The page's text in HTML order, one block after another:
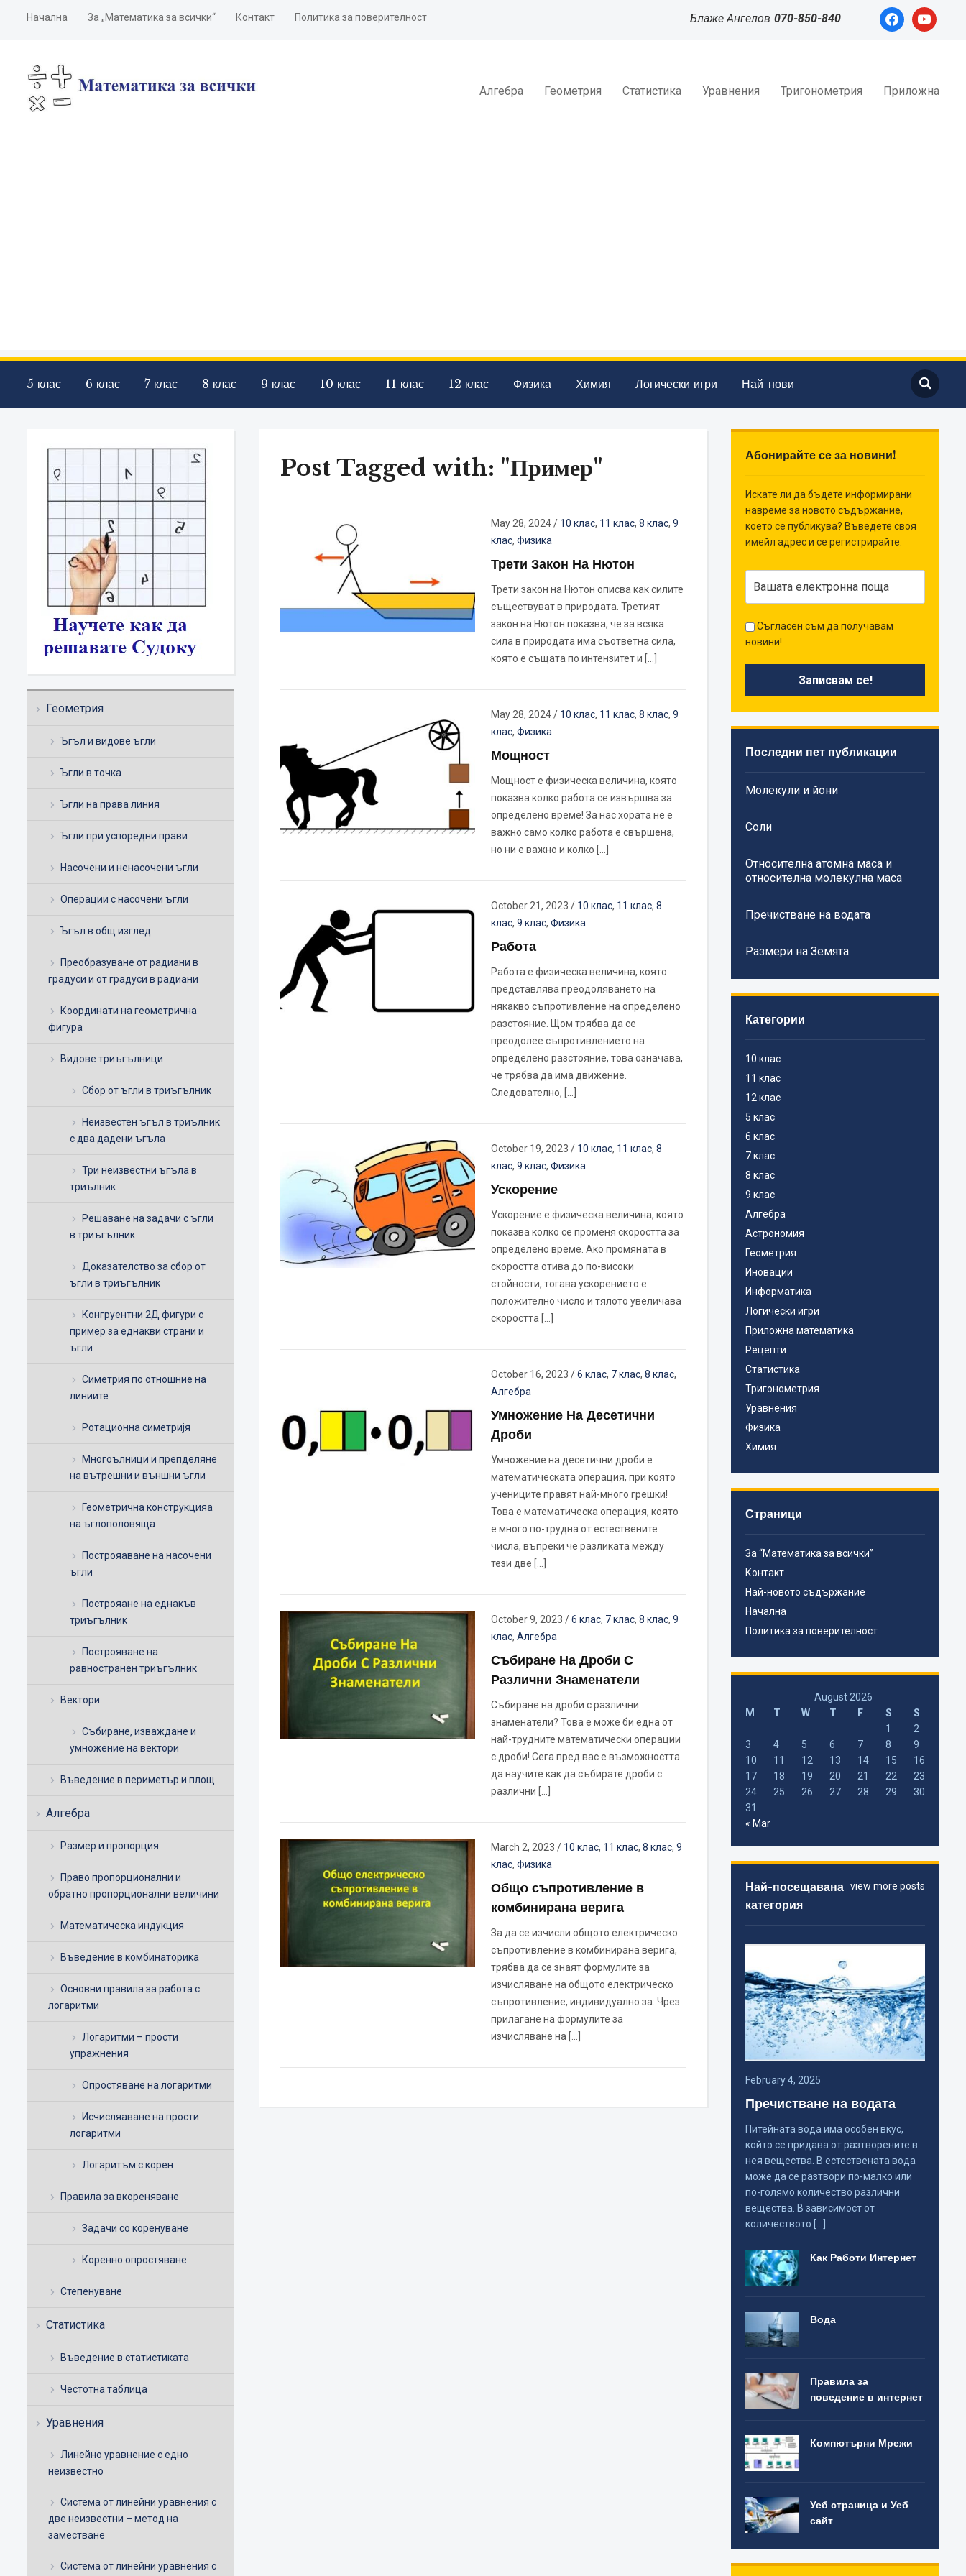
Начална За „Математика за всички“ Контакт Политика за поверителност facebookyoutube
Блаже Ангелов 070-850-840
Алгебра Геометрия Статистика Уравнения Тригонометрия Приложна
5 клас 6 клас 7 клас 8 клас 9 клас 10 клас 11 клас 12 клас Физика Химия Логически игри Най-нови
Геометрия
Ъгъл и видове ъгли
Ъгли в точка
Ъгли на права линия
Ъгли при успоредни прави
Насочени и ненасочени ъгли
Операции с насочени ъгли
Ъгъл в общ изглед
Преобразуване от радиани в
градуси и от градуси в радиани
Координати на геометрична
фигура
Видове триъгълници
Сбор от ъгли в триъгълник
Неизвестен ъгъл в триълник
с два дадени ъгъла
Три неизвестни ъгъла в
триълник
Решаване на задачи с ъгли
в триъгълник
Доказателство за сбор от
ъгли в триъгълник
Конгруентни 2Д фигури с
пример за еднакви страни и
ъгли
Симетрия по отношние на
линиите
Ротационна симетријя
Многоълници и препделяне
на вътрешни и външни ъгли
Геометрична конструкцияа
на ъглополовяща
Построяаване на насочени
ъгли
Построяане на еднакъв
триъгълник
Построяване на
равностранен триъгълник
Вектори
Събиране, изваждане и
умножение на вектори
Въведение в периметър и площ
Алгебра
Размер и пропорция
Право пропорционални и
обратно пропорционални величини
Математическа индукция
Въведение в комбинаторика
Основни правила за работа с
логаритми
Логаритми – прости
упражнения
Опростяване на логаритми
Исчисляаване на прости
логаритми
Логаритъм с корен
Правила за вкореняване
Задачи со коренуване
Коренно опростяване
Степенуване
Статистика
Въведение в статистиката
Честотна таблица
Уравнения
Линейно уравнение с едно
неизвестно
Система от линейни уравнения с
две неизвестни – метод на
заместване
Система от линейни уравнения с
Post Tagged with: "Пример"
May 28, 2024/ 10 клас, 11 клас, 8 клас, 9
клас, Физика
Трети Закон На Нютон
Трети закон на Нютон описва как силите
съществуват в природата. Третият
закон на Нютон показва, че за всяка
сила в природата има съответна сила,
която е същата по интензитет и […]
May 28, 2024/ 10 клас, 11 клас, 8 клас, 9
клас, Физика
Мощност
Мощност е физическа величина, която
показва колко работа се извършва за
определено време! За нас хората не е
важно само колко работа е свършена,
но ни е важно и колко […]
October 21, 2023 / 10 клас, 11 клас, 8
клас, 9 клас, Физика
Работа
Работа е физическа величина, която
представлява преодоляването на
някакво съпротивление на определено
разстояние. Щом трябва да се
преодолее съпротивлението на
определено разстояние, това означава,
че трябва да има движение.
Следователно, […]
October 19, 2023 / 10 клас, 11 клас, 8
клас, 9 клас, Физика
Ускорение
Ускорение е физическа величина, която
показва колко се променя скоростта за
определено време. Ако промяната в
скоростта отива до по-високи
стойности, тогава ускорението е
положително число и тялото увеличава
скоростта […]
October 16, 2023 /6 клас, 7 клас, 8 клас,
Алгебра
Умножение На Десетични
Дроби
Умножение на десетични дроби е
математическата операция, при която
учениците правят най-много грешки!
Това е математическа операция, която
е много по-трудна от естествените
числа, въпреки че разликата между
тези две […]
October 9, 2023 /6 клас, 7 клас, 8 клас, 9
клас, Алгебра
Събиране На Дроби С
Различни Знаменатели
Събиране на дроби с различни
знаменатели? Това е може би една от
най-трудните математически операции
с дроби! Сега пред вас е възможността
да научите как да събирате дроби с
различни […]
March 2, 2023 / 10 клас, 11 клас, 8 клас, 9
клас, Физика
Общo съпротивление в
комбинирана верига
За да се изчисли общото електрическо
съпротивление в комбинирана верига,
трябва да се знаят формулите за
изчисляване на общото електрическо
съпротивление, индивидуално за: Чрез
прилагане на формулите за
изчисляване на […]
Абонирайте се за новини!
Искате ли да бъдете информирани
навреме за новото съдържание,
което се публикува? Въведете своя
имейл адрес и се регистрирайте.
Съгласен съм да получавам
новини!
Последни пет публикации
Молекули и йони
Соли
Относителна атомна маса и
относителна молекулна маса
Пречистване на водата
Размери на Земята
Категории
10 клас
11 клас
12 клас
5 клас
6 клас
7 клас
8 клас
9 клас
Алгебра
Астрономия
Геометрия
Иновации
Информатика
Логически игри
Приложна математика
Рецепти
Статистика
Тригонометрия
Уравнения
Физика
Химия
Страници
За “Математика за всички”
Контакт
Най-новото съдържание
Начална
Политика за поверителност
August 2026
M
T W T F S
S
1
2
3
4 5 6 7 8
9
10
11 12 13 14 15
16
17
18 19 20 21 22
23
24
25 26 27 28 29
30
31
« Mar
view more posts
Най-посещавана
категория
February 4, 2025
Пречистване на водата
Питейната вода има особен вкус,
който се придава от разтворените в
нея вещества. В естествената вода
може да се разтвори по-малко или
по-голямо количество различни
вещества. В зависимост от
количеството […]
Как Работи Интернет
Вода
Правила за
поведение в интернет
Компютърни Мрежи
Уеб страница и Уеб
сайт